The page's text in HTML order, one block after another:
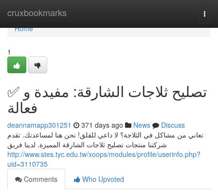
cruxbookmarks
Home
Home
1
✅ تصليح ثلاجات الشارقة: مفيدة و
فعالة
deannamapp301251 371 days ago News
Discuss
تعاني من مشاكل في الثلاجة؟ لا داعي للقلق! نحن هنا لمساعدتك. تقدم
شركتنا منتجات تصليح ثلاجات الشارقة المميزة. لدينا فريق
http://www.stes.tyc.edu.tw/xoops/modules/profile/userinfo.php?
uid=3110735
Comments
Who Upvoted